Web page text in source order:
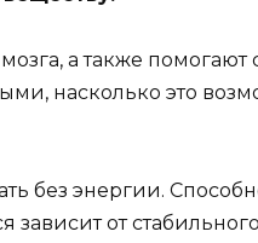
а также
насколько это
без энергии.
зависит от